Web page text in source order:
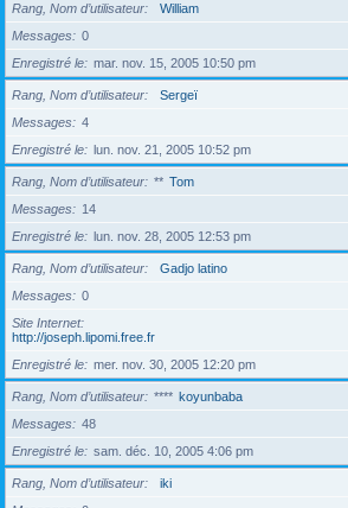
Rang, Nom d’utilisateur
William
Messages
0
Enregistré le
mar. nov. 15, 2005 10:50 pm
Rang, Nom d’utilisateur
Sergeï
Messages
4
Enregistré le
lun. nov. 21, 2005 10:52 pm
Rang, Nom d’utilisateur ** Tom
Messages
14
Enregistré le
lun. nov. 28, 2005 12:53 pm
Rang, Nom d’utilisateur
Gadjo latino
Messages
0
Site Internet
http://joseph.lipomi.free.fr
Enregistré le
mer. nov. 30, 2005 12:20 pm
Rang, Nom d’utilisateur **** koyunbaba
Messages
48
Enregistré le
sam. déc. 10, 2005 4:06 pm
Rang, Nom d’utilisateur
iki